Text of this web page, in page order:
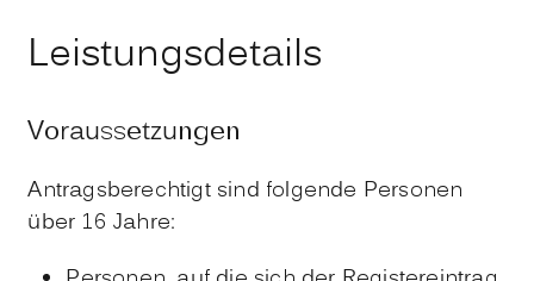
Leistungsdetails
Voraussetzungen
Antragsberechtigt sind folgende Personen
über 16 Jahre: